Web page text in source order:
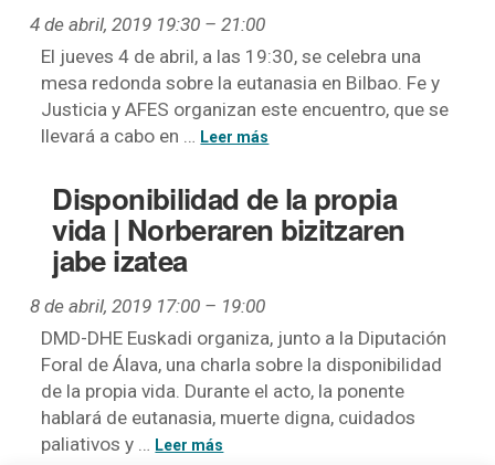
4 de abril, 2019 19:30 –21:00
El jueves 4 de abril, a las 19:30, se celebra una
mesa redonda sobre la eutanasia en Bilbao. Fe y
Justicia y AFES organizan este encuentro, que se
llevará a cabo en …
Disponibilidad de la propia
vida | Norberaren bizitzaren
jabe izatea
8 de abril, 2019 17:00 – 19:00
DMD-DHE Euskadi organiza, junto a la Diputación
Foral de Álava, una charla sobre la disponibilidad
de la propia vida. Durante el acto, la ponente
hablará de eutanasia, muerte digna, cuidados
paliativos y …